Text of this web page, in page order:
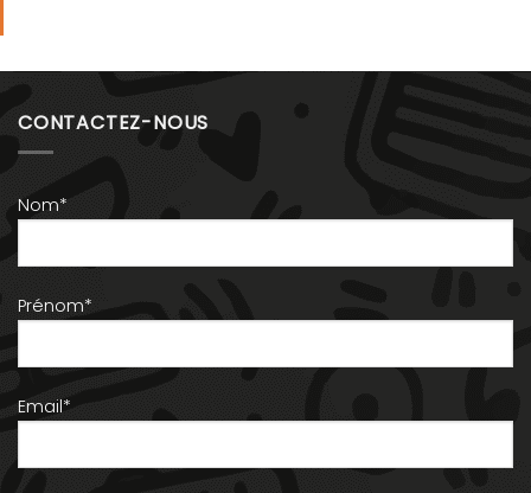
CONTACTEZ-NOUS
Nom*
Prénom*
Email*